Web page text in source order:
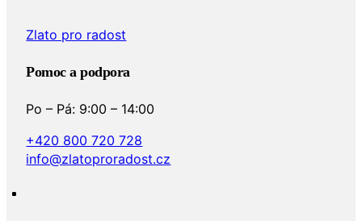
Zlato pro radost
Pomoc a podpora
Po – Pá: 9:00 – 14:00
+420 800 720 728
info@zlatoproradost.cz